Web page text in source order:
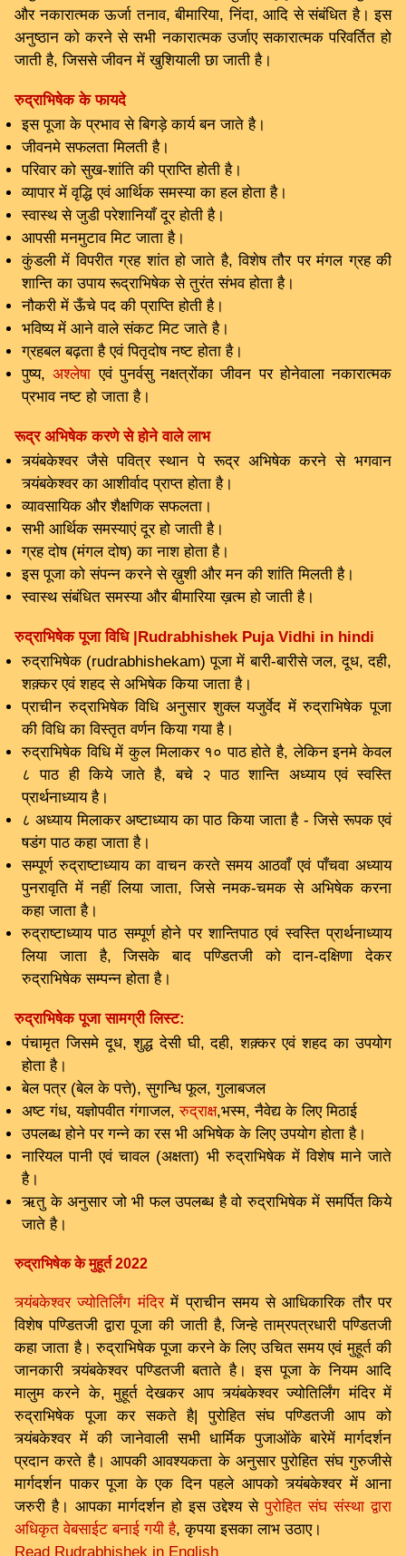
और नकारात्मक ऊर्जा तनाव, बीमारिया, निंदा, आदि से संबंधित है। इस
अनुष्ठान को करने से सभी नकारात्मक उर्जाए सकारात्मक परिवर्तित हो
जाती है, जिससे जीवन में खुशियाली छा जाती है।
रुद्राभिषेक के फायदे
इस पूजा के प्रभाव से बिगड़े कार्य बन जाते है।
जीवनमे सफलता मिलती है।
परिवार को सुख-शांति की प्राप्ति होती है।
व्यापार में वृद्धि एवं आर्थिक समस्या का हल होता है।
स्वास्थ से जुडी परेशानियाँ दूर होती है।
आपसी मनमुटाव मिट जाता है।
कुंडली में विपरीत ग्रह शांत हो जाते है, विशेष तौर पर मंगल ग्रह की
शान्ति का उपाय रूद्राभिषेक से तुरंत संभव होता है।
नौकरी में ऊँचे पद की प्राप्ति होती है।
भविष्य में आने वाले संकट मिट जाते है।
ग्रहबल बढ़ता है एवं पितृदोष नष्ट होता है।
पुष्य,अश्लेषा एवं पुनर्वसु नक्षत्रोंका जीवन पर होनेवाला नकारात्मक
प्रभाव नष्ट हो जाता है।
रूद्र अभिषेक करणे से होने वाले लाभ
त्र्यंबकेश्वर जैसे पवित्र स्थान पे रूद्र अभिषेक करने से भगवान
त्र्यंबकेश्वर का आशीर्वाद प्राप्त होता है।
व्यावसायिक और शैक्षणिक सफलता।
सभी आर्थिक समस्याएं दूर हो जाती है।
ग्रह दोष (मंगल दोष) का नाश होता है।
इस पूजा को संपन्न करने से ख़ुशी और मन की शांति मिलती है।
स्वास्थ संबंधित समस्या और बीमारिया ख़त्म हो जाती है।
रुद्राभिषेक पूजा विधि |Rudrabhishek Puja Vidhi in hindi
रुद्राभिषेक (rudrabhishekam) पूजा में बारी-बारीसे जल, दूध, दही,
शक़्कर एवं शहद से अभिषेक किया जाता है।
प्राचीन रुद्राभिषेक विधि अनुसार शुक्ल यजुर्वेद में रुद्राभिषेक पूजा
की विधि का विस्तृत वर्णन किया गया है।
रुद्राभिषेक विधि में कुल मिलाकर १० पाठ होते है, लेकिन इनमे केवल
८ पाठ ही किये जाते है, बचे २ पाठ शान्ति अध्याय एवं स्वस्ति
प्रार्थनाध्याय है।
८ अध्याय मिलाकर अष्टाध्याय का पाठ किया जाता है - जिसे रूपक एवं
षडंग पाठ कहा जाता है।
सम्पूर्ण रुद्राष्टाध्याय का वाचन करते समय आठवाँ एवं पाँचवा अध्याय
पुनरावृति में नहीं लिया जाता, जिसे नमक-चमक से अभिषेक करना
कहा जाता है।
रुद्राष्टाध्याय पाठ सम्पूर्ण होने पर शान्तिपाठ एवं स्वस्ति प्रार्थनाध्याय
लिया जाता है, जिसके बाद पण्डितजी को दान-दक्षिणा देकर
रुद्राभिषेक सम्पन्न होता है।
रुद्राभिषेक पूजा सामग्री लिस्ट:
पंचामृत जिसमे दूध, शुद्ध देसी घी, दही, शक़्कर एवं शहद का उपयोग
होता है।
बेल पत्र (बेल के पत्ते), सुगन्धि फूल, गुलाबजल
अष्ट गंध, यज्ञोपवीत गंगाजल,रुद्राक्ष,भस्म, नैवेद्य के लिए मिठाई
उपलब्ध होने पर गन्ने का रस भी अभिषेक के लिए उपयोग होता है।
नारियल पानी एवं चावल (अक्षता) भी रुद्राभिषेक में विशेष माने जाते
है।
ऋतु के अनुसार जो भी फल उपलब्ध है वो रुद्राभिषेक में समर्पित किये
जाते है।
रुद्राभिषेक के मुहूर्त 2022
त्र्यंबकेश्वर ज्योतिर्लिंग मंदिरमें प्राचीन समय से आधिकारिक तौर पर
विशेष पण्डितजी द्वारा पूजा की जाती है, जिन्हे ताम्रपत्रधारी पण्डितजी
कहा जाता है। रुद्राभिषेक पूजा करने के लिए उचित समय एवं मुहूर्त की
जानकारी त्र्यंबकेश्वर पण्डितजी बताते है। इस पूजा के नियम आदि
मालुम करने के, मुहूर्त देखकर आप त्र्यंबकेश्वर ज्योतिर्लिंग मंदिर में
रुद्राभिषेक पूजा कर सकते है| पुरोहित संघ पण्डितजी आप को
त्र्यंबकेश्वर में की जानेवाली सभी धार्मिक पुजाओंके बारेमें मार्गदर्शन
प्रदान करते है। आपकी आवश्यकता के अनुसार पुरोहित संघ गुरुजीसे
मार्गदर्शन पाकर पूजा के एक दिन पहले आपको त्र्यंबकेश्वर में आना
जरुरी है। आपका मार्गदर्शन हो इस उद्देश्य सेपुरोहित संघ संस्था द्वारा
अधिकृत वेबसाईट बनाई गयी है, कृपया इसका लाभ उठाए।
Read Rudrabhishek in English